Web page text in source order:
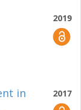
2019
2017
in